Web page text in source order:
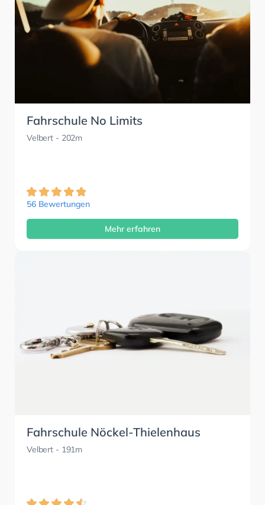
Fahrschule No Limits
Velbert - 202m
56 Bewertungen
Mehr erfahren
Fahrschule Nöckel-Thielenhaus
Velbert - 191m